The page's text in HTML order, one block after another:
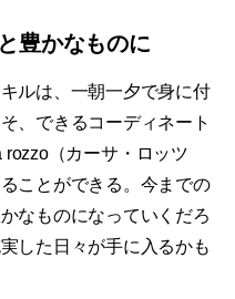
豊かなものに
ルは、一朝一夕で身に付
、できるコーディネート
（カーサ・ロッツ
ことができる。今までの
なものになっていくだろ
した日々が手に入るかも